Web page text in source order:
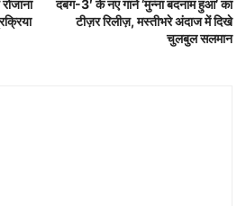
दबंग-3′ के नए गाने ‘मुन्ना बदनाम हुआ’ का
टीज़र रिलीज़, मस्तीभरे अंदाज में दिखे
चुलबुल सलमान